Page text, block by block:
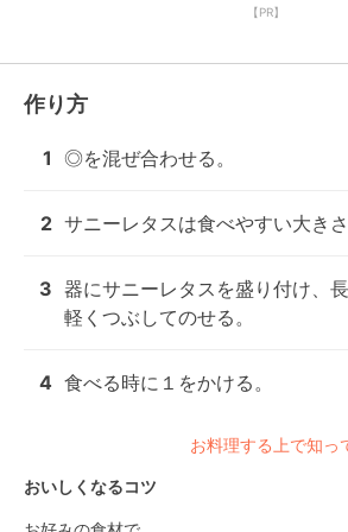
【PR】
作り方
1 ◎を混ぜ合わせる。
2 サニーレタスは食べやすい大きさ
3 器にサニーレタスを盛り付け、
軽くつぶしてのせる。
4 食べる時に１をかける。
お料理する上で知っ
おいしくなるコツ